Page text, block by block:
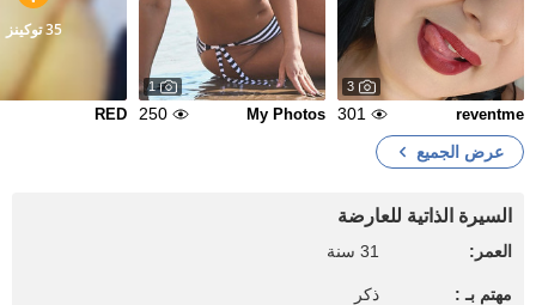
3
reventme
301
1
My Photos
250
35 توكينز
RED
عرض الجميع
السيرة الذاتية للعارضة
العمر: 31 سنة
مهتم بـ : ذكر